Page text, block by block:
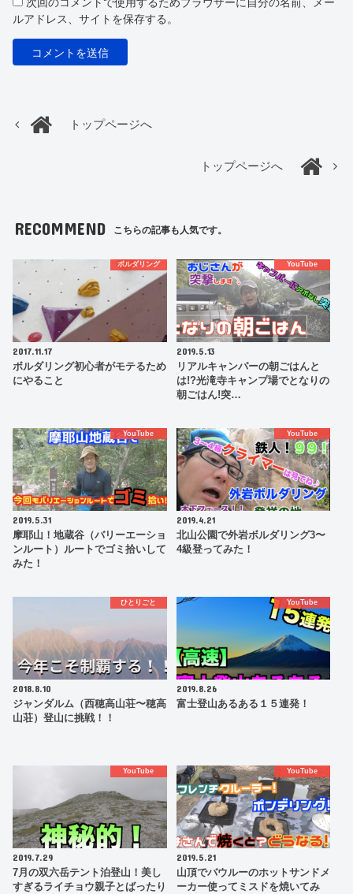
ルアドレス、サイトを保存する。
トップページへ
トップページへ
RECOMMEND こちらの記事も人気です。
ボルダリング
2017.11.17
ボルダリング初心者がモテるため
にやること
YouTube
2019.5.13
リアルキャンパーの朝ごはんと
は!?光滝寺キャンプ場でとなりの
朝ごはん!突…
YouTube
2019.5.31
摩耶山！地蔵谷（バリーエーショ
ンルート）ルートでゴミ拾いして
みた！
YouTube
2019.4.21
北山公園で外岩ボルダリング3〜
4級登ってみた！
ひとりごと
2018.8.10
ジャンダルム（西穂高山荘〜穂高
山荘）登山に挑戦！！
YouTube
2019.8.26
富士登山あるある１５連発！
YouTube
2019.7.29
7月の双六岳テント泊登山！美し
すぎるライチョウ親子とばったり
YouTube
2019.5.21
山頂でバウルーのホットサンドメ
ーカー使ってミスドを焼いてみ